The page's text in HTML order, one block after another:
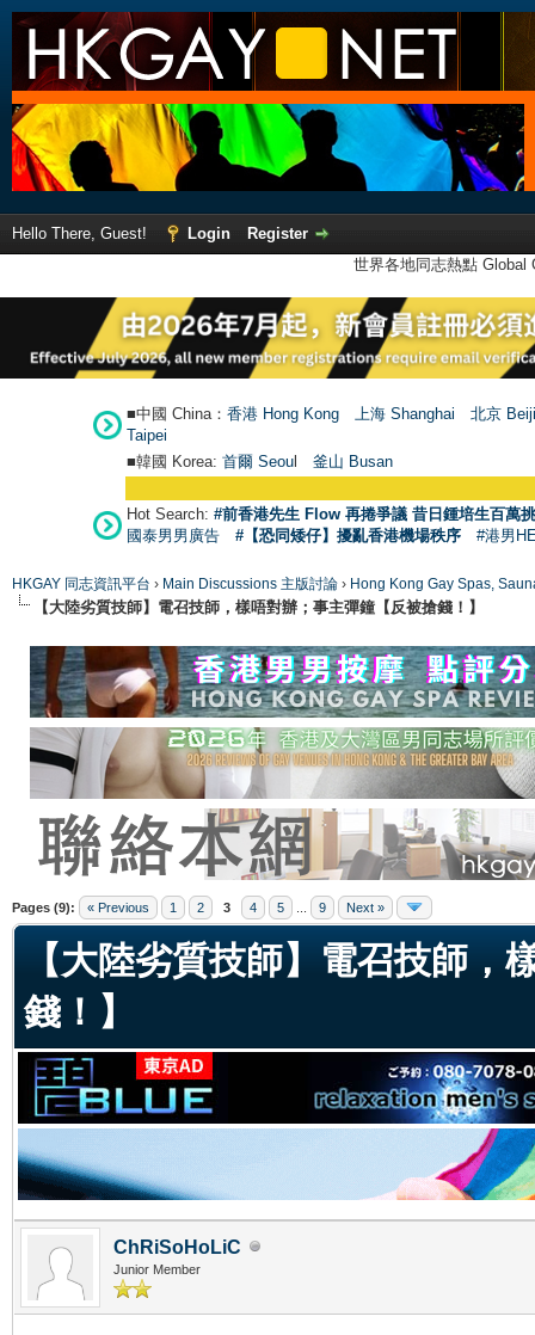
Hello There, Guest! Login
Register
世界各地同志熱點
■中國 China： 香港 Hong Kong 上海 Shanghai
北京
Taipei
■韓國 Korea: 首爾 Seoul 釜山 Busan
Hot Search: #前香港先生 Flow 再捲爭議 昔日鍾培生百萬
國泰男男廣告
#【恐同矮仔】擾亂香港機場秩序 #港男
HKGAY 同志資訊平台 › Main Discussions 主版討論 › Hong Kong Gay Spas,
【大陸劣質技師】電召技師，樣唔對辦；事主彈鐘【反被搶錢！】
Pages (9): « Previous 1 2 3 4 5 9 Next »
【大陸劣質技師】電召技師，
錢！】
ChRiSoHoLiC
Junior Member